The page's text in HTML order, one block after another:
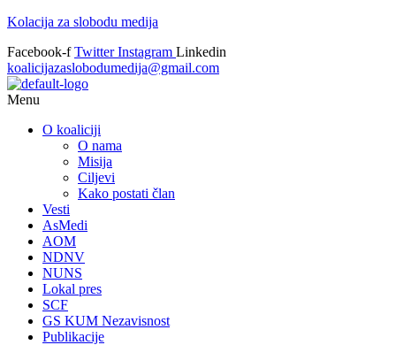
Kolacija za slobodu medija
Facebook-f Twitter Instagram Linkedin
koalicijazaslobodumedija@gmail.com
Menu
O koaliciji
O nama
Misija
Ciljevi
Kako postati član
Vesti
AsMedi
AOM
NDNV
NUNS
Lokal pres
SCF
GS KUM Nezavisnost
Publikacije